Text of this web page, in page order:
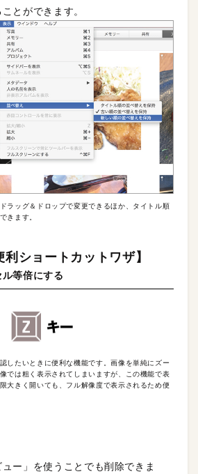
とができます。
ラッグ＆ドロップで変更できるほか、タイトル順
きます。
利ショートカットワザ】
等倍にする
したいときに便利な機能です。画像を単純にズー
では粗く表示されてしまいますが、この機能で表
大きく開いても、フル解像度で表示されるため便
ー」を使うことでも削除できま